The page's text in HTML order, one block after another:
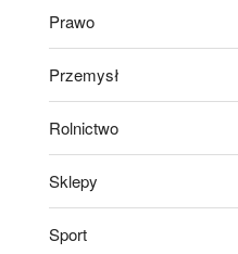
Prawo
Przemysł
Rolnictwo
Sklepy
Sport